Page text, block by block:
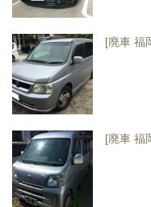
[廃車 福
[廃車 福